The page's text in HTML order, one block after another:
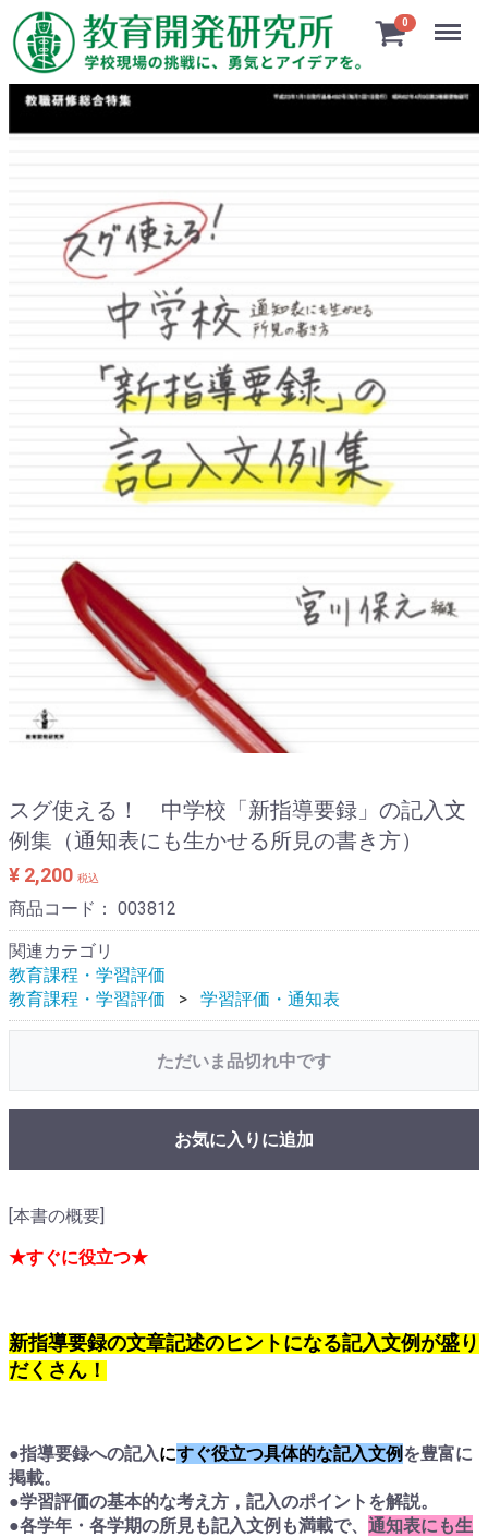
0 Menu
スグ使える！ 中学校「新指導要録」の記入文
例集（通知表にも生かせる所見の書き方）
¥ 2,200 税込
商品コード： 003812
関連カテゴリ
教育課程・学習評価
教育課程・学習評価
学習評価・通知表
ただいま品切れ中です
お気に入りに追加
[本書の概要]
★すぐに役立つ★
新指導要録の文章記述のヒントになる記入文例が盛り
だくさん！
●指導要録への記入にすぐ役立つ具体的な記入文例 を豊富に
掲載。
●学習評価の基本的な考え方，記入のポイントを解説。
●各学年・各学期の所見も記入文例も満載で、 通知表にも生